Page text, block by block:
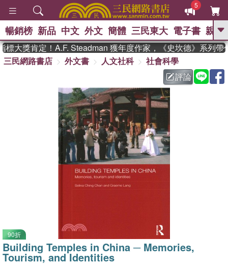
5
GO
熱搜： 東野圭吾 、 高希均教授回憶錄
父親節 、 如果歷
暑期推薦 、 國際布克
獎 臺灣漫遊錄 、 方念華
登輝時代 、 數學女孩：黎曼猜想
偉大的迷走神經
暢銷榜 新品 中文 外文 簡體 三民東大 電子書 親子
大獎肯定！A.F. Steadman 獲年度作家，《史坎德》系列帶
三民網路書店
外文書 人文社科
社會科學
評論
90折
Building Temples in China ─ Memories,
Tourism, and Identities